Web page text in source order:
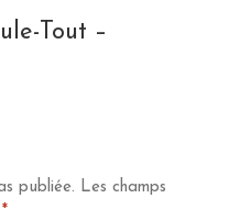
Tout –
publiée. Les champs